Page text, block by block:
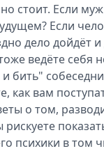
стоит. Если
Если
дело дойдёт
ведёте себя
как вам
о том,
психики в том